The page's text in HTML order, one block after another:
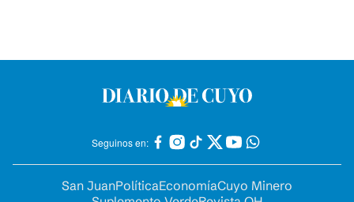
Seguinos en:
San JuanPolíticaEconomíaCuyo Minero